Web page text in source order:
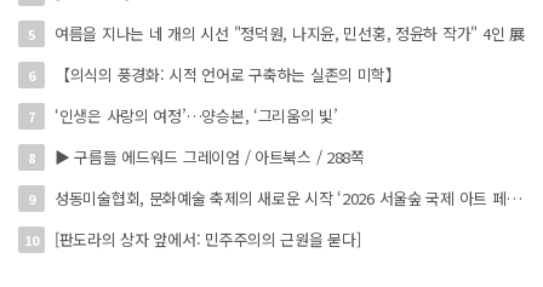
5 여름을 지나는 네 개의 시선 "정덕원, 나지윤, 민선홍, 정윤하 작가" 4인 展
6 【의식의 풍경화: 시적 언어로 구축하는 실존의 미학】
7 ‘인생은 사랑의 여정’…양승본, ‘그리움의 빛’
8 ▶ 구름들 에드워드 그레이엄 / 아트북스 / 288쪽
9 성동미술협회, 문화예술 축제의 새로운 시작 ‘2026 서울숲 국제 아트 페스타’ 개최
10 [판도라의 상자 앞에서: 민주주의의 근원을 묻다]